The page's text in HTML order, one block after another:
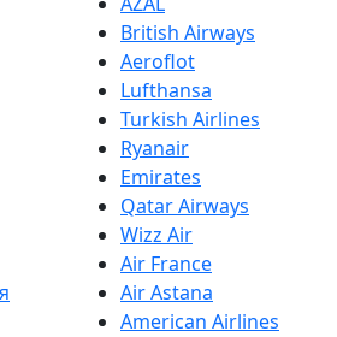
British Airways
Aeroflot
Lufthansa
Turkish Airlines
Ryanair
Emirates
Qatar Airways
Wizz Air
Air France
Air Astana
American Airlines